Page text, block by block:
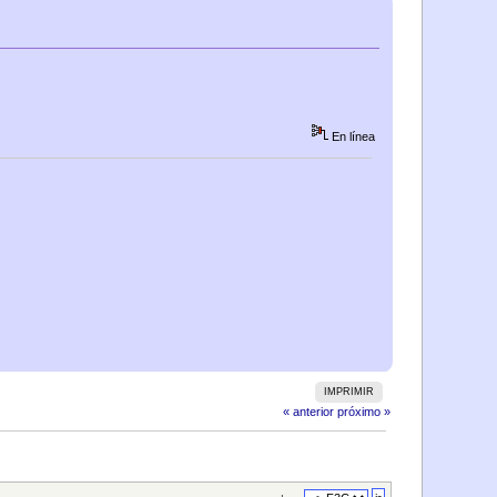
En línea
IMPRIMIR
« anterior próximo »